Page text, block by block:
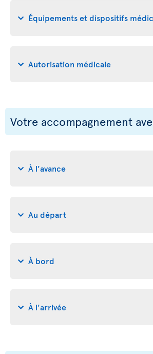
Équipements et dispositifs
Autorisation médicale
Votre accompagnement
À l'avance
Au départ
À bord
À l'arrivée